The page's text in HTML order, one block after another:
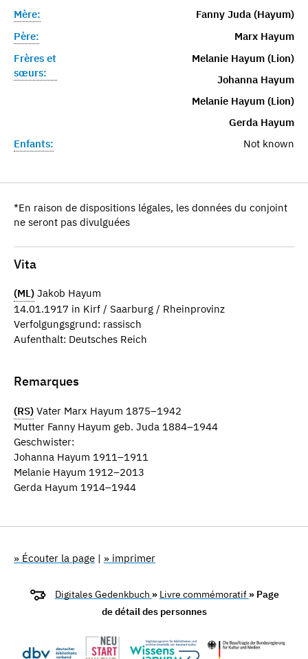
Mère:
Fanny Juda (Hayum)
Père:
Marx Hayum
Frères et
sœurs:
Melanie Hayum (Lion)
Johanna Hayum
Melanie Hayum (Lion)
Gerda Hayum
Enfants:
Not known
*En raison de dispositions légales, les données du conjoint
ne seront pas divulguées
Vita
(ML) Jakob Hayum
14.01.1917 in Kirf / Saarburg / Rheinprovinz
Verfolgungsgrund: rassisch
Aufenthalt: Deutsches Reich
Remarques
(RS) Vater Marx Hayum 1875–1942
Mutter Fanny Hayum geb. Juda 1884–1944
Geschwister:
Johanna Hayum 1911–1911
Melanie Hayum 1912–2013
Gerda Hayum 1914–1944
» Écouter la page | » imprimer
Digitales Gedenkbuch » Livre commémoratif » Page
de détail des personnes